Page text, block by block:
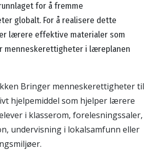
for å fremme
globalt. For å realisere dette
lærere effektive materialer som
menneskerettigheter i læreplanen
Bringer menneskerettigheter til
hjelpemiddel som hjelper lærere
i klasserom, forelesningssaler,
undervisning i lokalsamfunn eller